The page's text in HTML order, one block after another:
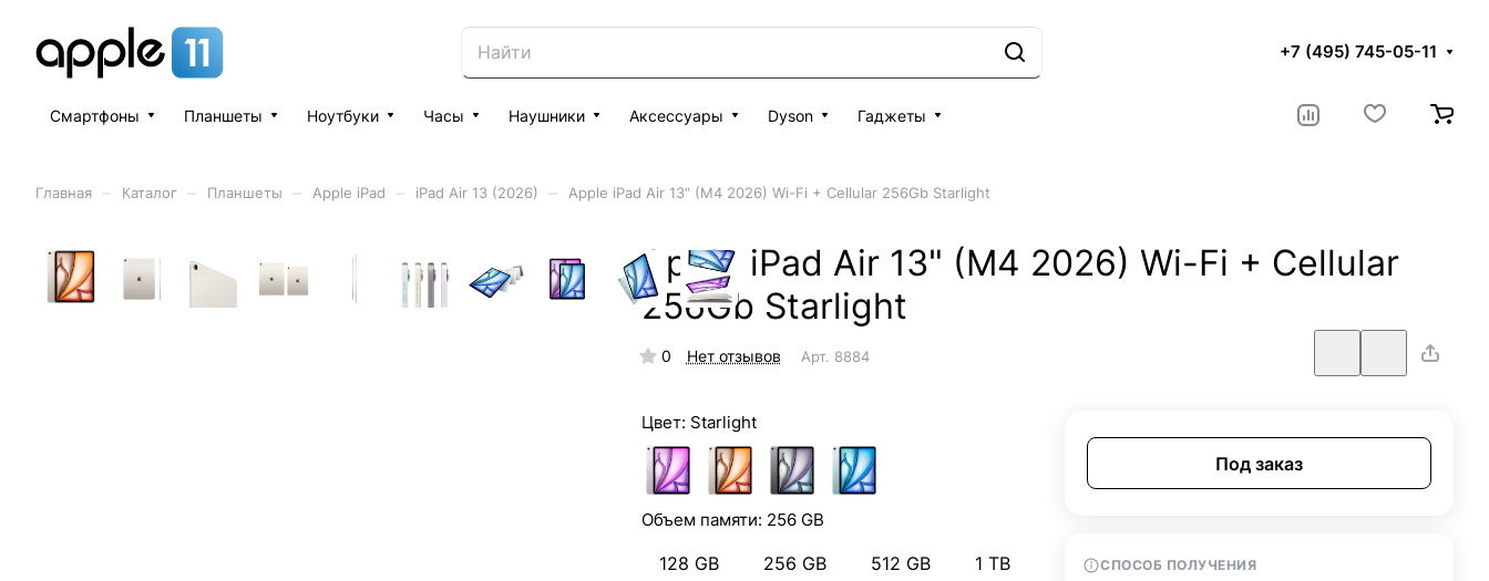
+7 (495) 745-05-11
Смартфоны Планшеты Ноутбуки Часы Наушники Аксессуары Dyson Гаджеты
Главная Каталог Планшеты Apple iPad iPad Air 13 (2026) Apple iPad Air 13" (M4 2026) Wi-Fi + Cellular 256Gb Starlight
Apple iPad Air 13" (M4 2026) Wi-Fi + Cellular
256Gb Starlight
0 Нет отзывов Арт. 8884
Цвет: Starlight
Объем памяти: 256 GB
128 GB 256 GB 512 GB 1 TB
Под заказ
СПОСОБ ПОЛУЧЕНИЯ